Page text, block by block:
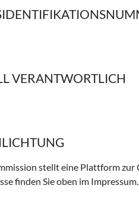
VERANTWORTLICH
stellt eine Plattform
finden Sie oben im Impressum.